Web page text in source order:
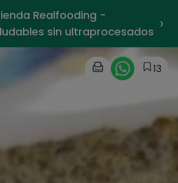
Realfooding -
sin ultraprocesados ›
13